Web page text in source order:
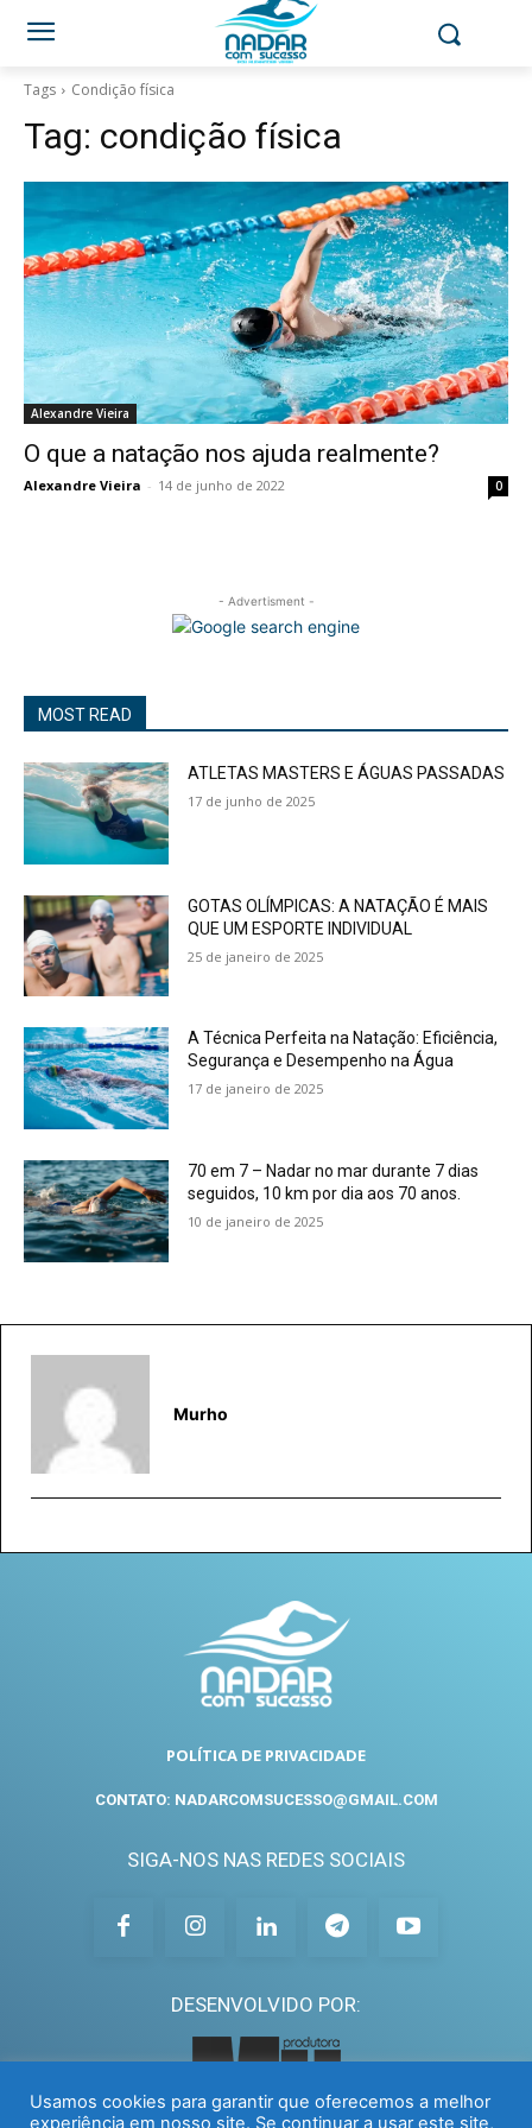
Tags Condição física
Tag: condição física
Alexandre Vieira
O que a natação nos ajuda realmente?
Alexandre Vieira - 14 de junho de 2022 0
- Advertisment -
MOST READ
ATLETAS MASTERS E ÁGUAS PASSADAS
17 de junho de 2025
GOTAS OLÍMPICAS: A NATAÇÃO É MAIS
QUE UM ESPORTE INDIVIDUAL
25 de janeiro de 2025
A Técnica Perfeita na Natação: Eficiência,
Segurança e Desempenho na Água
17 de janeiro de 2025
70 em 7 – Nadar no mar durante 7 dias
seguidos, 10 km por dia aos 70 anos.
10 de janeiro de 2025
Murho
POLÍTICA DE PRIVACIDADE
CONTATO: NADARCOMSUCESSO@GMAIL.COM
SIGA-NOS NAS REDES SOCIAIS
DESENVOLVIDO POR:
Usamos cookies para garantir que oferecemos a melhor
experiência em nosso site. Se continuar a usar este site,